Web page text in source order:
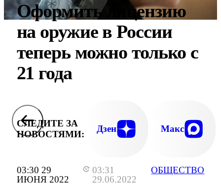
03:30 29
ИЮНЯ 2022
03:31
29.06.2022
ОБЩЕСТВО
Оформить лицензию
на оружие в России
теперь можно только с
21 года
СЛЕДИТЕ ЗА
НОВОСТЯМИ:
Дзен Макс